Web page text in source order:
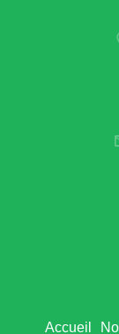
Accueil